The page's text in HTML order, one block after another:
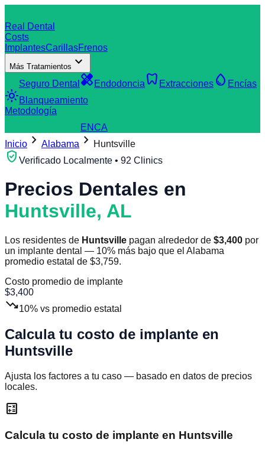
Real Dental
Costs
ImplantesCarillasFrenos
Más Tratamientos expand_more
Seguro Dental healing Endodoncia dentistry Extracciones water_drop Encías
light_modeBlanqueamiento
Metodología
ENCA
Inicio chevron_right Alabama chevron_right Huntsville
verified_user Verificado Localmente • 92 Clinics
Precios Dentales en
Huntsville, AL
Los residentes de Huntsville pagan alrededor de $3,400 por
un implante dental — 10% más bajo que el Alabama
promedio estatal de $3,759.
Costo promedio de implante
$3,400
trending_down10% vs promedio estatal
Calcula tu costo de implante en
Huntsville
Ajusta los factores a tu caso — basado en datos de precios
locales.
calculate
Calcula tu costo de implante en Huntsville